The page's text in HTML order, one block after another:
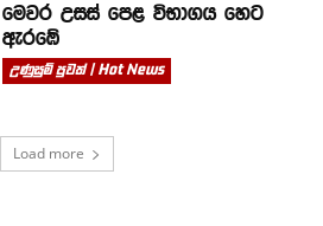
මෙවර උසස් පෙළ විභාගය හෙට
ඇරඹේ
උණුසුම් පුවත් | Hot News
Load more